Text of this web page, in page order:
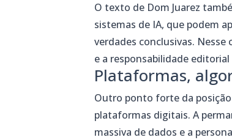
O texto de Dom Juarez
sistemas de IA, que podem
verdades conclusivas.
e a responsabilidade
Plataformas,
Outro ponto forte da
plataformas digitais. A
massiva de dados e a